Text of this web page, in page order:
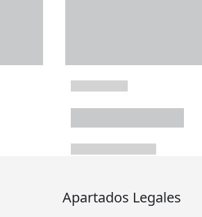
Apartados Legales